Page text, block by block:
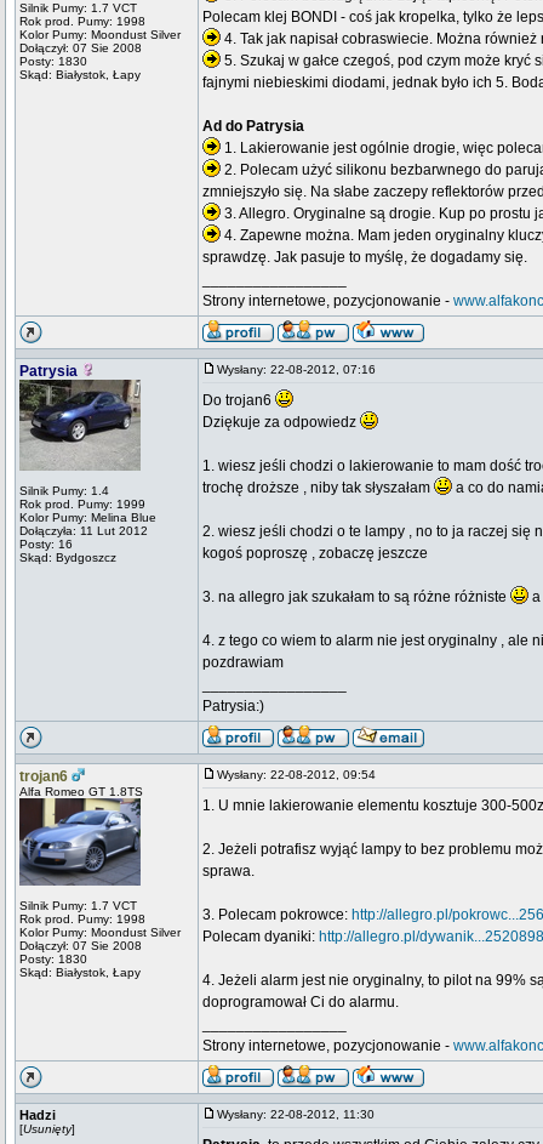
Silnik Pumy: 1.7 VCT
Rok prod. Pumy: 1998
Kolor Pumy: Moondust Silver
Dołączył: 07 Sie 2008
Posty: 1830
Skąd: Białystok, Łapy
Polecam klej BONDI - coś jak kropelka, tylko że
4. Tak jak napisał cobraswiecie. Można
5. Szukaj w gałce czegoś, pod czym może kryć
fajnymi niebieskimi diodami, jednak było ich 5.
Ad do Patrysia
1. Lakierowanie jest ogólnie drogie, więc
2. Polecam użyć silikonu bezbarwnego do
zmniejszyło się. Na słabe zaczepy reflektorów
3. Allegro. Oryginalne są drogie. Kup po prostu
4. Zapewne można. Mam jeden oryginalny
sprawdzę. Jak pasuje to myślę, że dogadamy się.
Strony internetowe, pozycjonowanie -
Patrysia
Silnik Pumy: 1.4
Rok prod. Pumy: 1999
Kolor Pumy: Melina Blue
Dołączyła: 11 Lut 2012
Posty: 16
Skąd: Bydgoszcz
Wysłany: 22-08-2012, 07:16
Do trojan6
Dziękuje za odpowiedz
1. wiesz jeśli chodzi o lakierowanie to mam dość
trochę droższe , niby tak słyszałam
a co do
2. wiesz jeśli chodzi o te lampy , no to ja raczej
kogoś poproszę , zobaczę jeszcze
3. na allegro jak szukałam to są różne różniste a
4. z tego co wiem to alarm nie jest oryginalny , ale
pozdrawiam
Patrysia:)
trojan6
Alfa Romeo GT 1.8TS
Silnik Pumy: 1.7 VCT
Rok prod. Pumy: 1998
Kolor Pumy: Moondust Silver
Dołączył: 07 Sie 2008
Posty: 1830
Skąd: Białystok, Łapy
Wysłany: 22-08-2012, 09:54
1. U mnie lakierowanie elementu kosztuje 300-
2. Jeżeli potrafisz wyjąć lampy to bez problemu
sprawa.
3. Polecam pokrowce: http://allegro.pl/
Polecam dyaniki: http://allegro.pl/
4. Jeżeli alarm jest nie oryginalny, to pilot na 99%
doprogramował Ci do alarmu.
Strony internetowe, pozycjonowanie -
Hadzi
[Usunięty]
Wysłany: 22-08-2012, 11:30